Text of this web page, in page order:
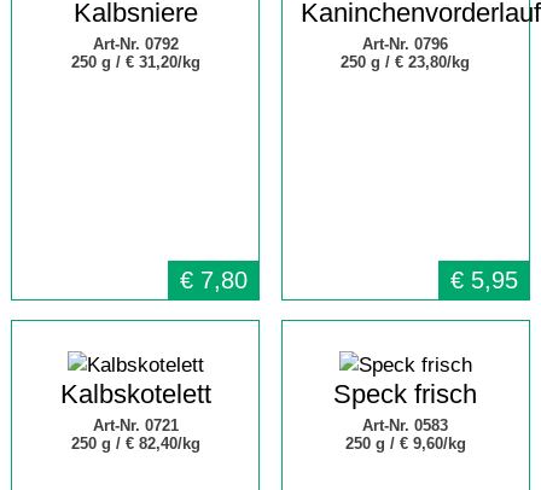
Kalbsniere
Art-Nr. 0792
250 g / € 31,20/kg
€ 7,80
Kaninchenvorderlauf
Art-Nr. 0796
250 g /€ 23,80/kg
€ 5,95
Kalbskotelett
Art-Nr. 0721
250 g / € 82,40/kg
Speck frisch
Art-Nr. 0583
250 g / € 9,60/kg